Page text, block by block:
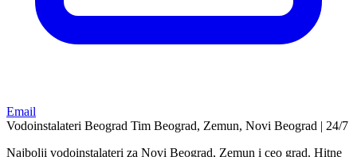
Email
Vodoinstalateri Beograd Tim Beograd, Zemun, Novi Beograd | 24/7
Najbolji vodoinstalateri za Novi Beograd, Zemun i ceo grad. Hitne